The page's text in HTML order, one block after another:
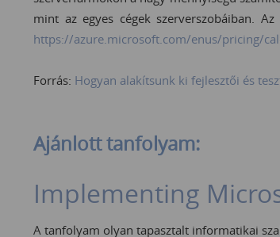
mint az egyes cégek szerverszobáiban.
https://azure.microsoft.com/enus/pricing/
Forrás: Hogyan alakítsunk ki fejlesztői és
Ajánlott tanfolyam:
Implementing
A tanfolyam olyan tapasztalt informatikai